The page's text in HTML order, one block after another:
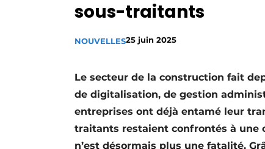
Termes et conditions
Video’s
sous-traitants
NOUVELLES25 juin 2025
Le secteur de la construction fait
de digitalisation, de gestion
entreprises ont déjà entamé leur
traitants restaient confrontés à une
n’est désormais plus une fatalité.